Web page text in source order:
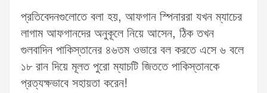
প্রতিবেদনগুলোতে বলা হয়, আফগান স্পিনাররা যখন ম্যাচের
লাগাম আফগানদের অনুকূলে নিয়ে আসেন, ঠিক তখন
গুলবাদিন পাকিস্তানের ৪৬তম ওভারে বল করতে এসে ৬ বলে
১৮ রান দিয়ে মূলত পুরো ম্যাচটি জিততে পাকিস্তানকে
প্রত্যক্ষভাবে সহায়তা করেন!